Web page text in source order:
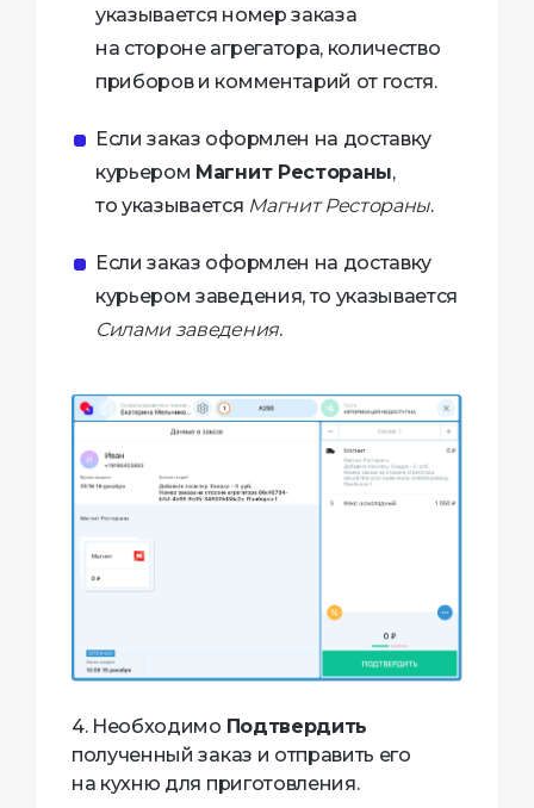
указывается номер заказа
на стороне агрегатора, количество
приборов и комментарий от гостя.
Если заказ оформлен на доставку
курьером Магнит Рестораны,
то указывается Магнит Рестораны.
Если заказ оформлен на доставку
курьером заведения, то указывается
Силами заведения.
4. Необходимо Подтвердить
полученный заказ и отправить его
на кухню для приготовления.